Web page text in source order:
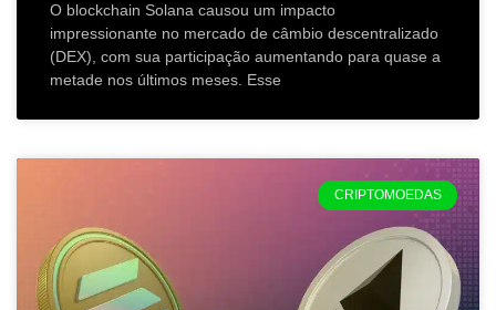
O blockchain Solana causou um impacto
impressionante no mercado de câmbio descentralizado
(DEX), com sua participação aumentando para quase a
metade nos últimos meses. Esse
CRIPTOMOEDAS